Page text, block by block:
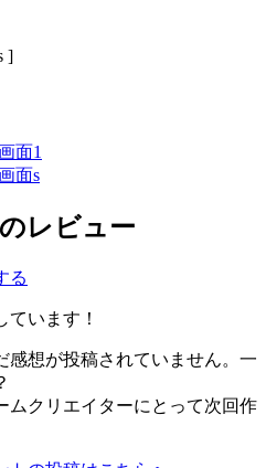
]
レビュー
る
います！
感想が投稿されていません。一
ムクリエイターにとって次回作